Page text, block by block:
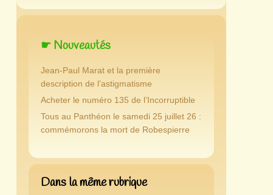
☛ Nouveautés
Jean-Paul Marat et la première
description de l’astigmatisme
Acheter le numéro 135 de l’Incorruptible
Tous au Panthéon le samedi 25 juillet 26 :
commémorons la mort de Robespierre
Dans la même rubrique